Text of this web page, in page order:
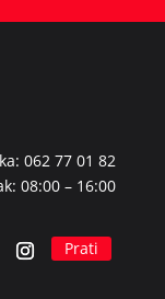
062 77 01 82
08:00 – 16:00
Prati